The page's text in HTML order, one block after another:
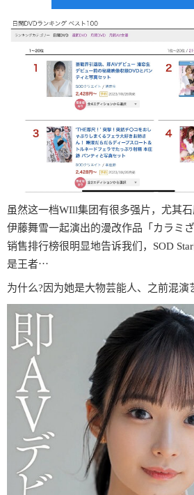
虽然这一档WIll集团有很多强片，尤其
伊藤舞雪一起演出的漫改作品「カラミ
销售排行榜很明显地告诉我们，SOD
是王者⋯
为什么?因为她是大物芸能人、之前混演